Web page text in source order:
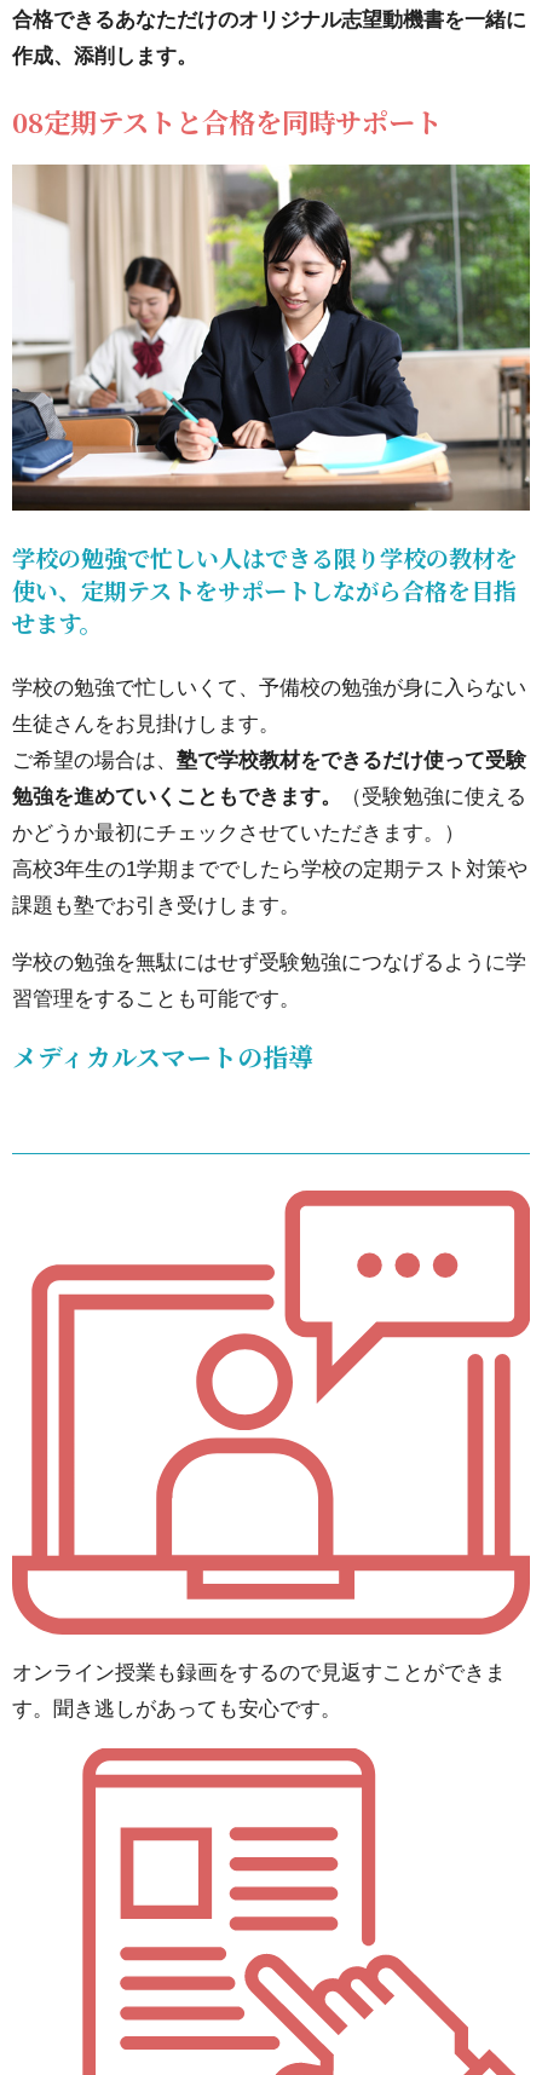
合格できるあなただけのオリジナル志望動機書を一緒に
作成、添削します。
08定期テストと合格を同時サポート
学校の勉強で忙しい人はできる限り学校の教材を
使い、定期テストをサポートしながら合格を目指
せます。
学校の勉強で忙しいくて、予備校の勉強が身に入らない
生徒さんをお見掛けします。
ご希望の場合は、 塾で学校教材をできるだけ使って受験
勉強を進めていくこともできます。
（受験勉強に使える
かどうか最初にチェックさせていただきます。）
高校3年生の1学期まででしたら学校の定期テスト対策や
課題も塾でお引き受けします。
学校の勉強を無駄にはせず受験勉強につなげるように学
習管理をすることも可能です。
メディカルスマートの指導
オンライン授業も録画をするので見返すことができま
す。聞き逃しがあっても安心です。